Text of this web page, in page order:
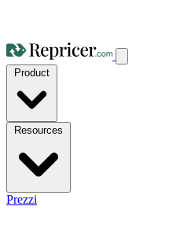
Prezzi